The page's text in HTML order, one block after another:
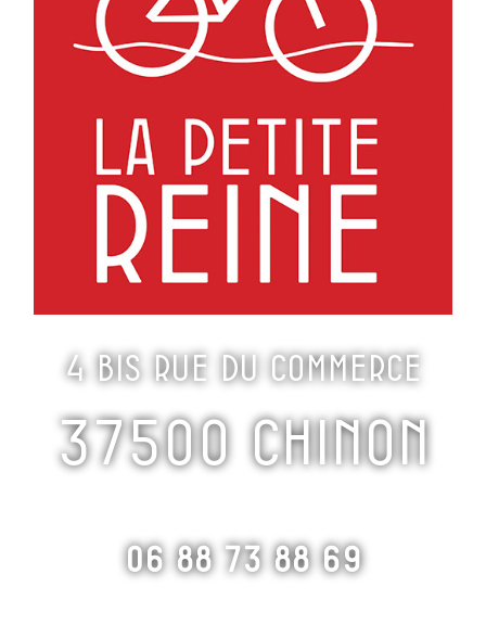
4 bis rue du commerce
37500 Chinon
06 88 73 88 69